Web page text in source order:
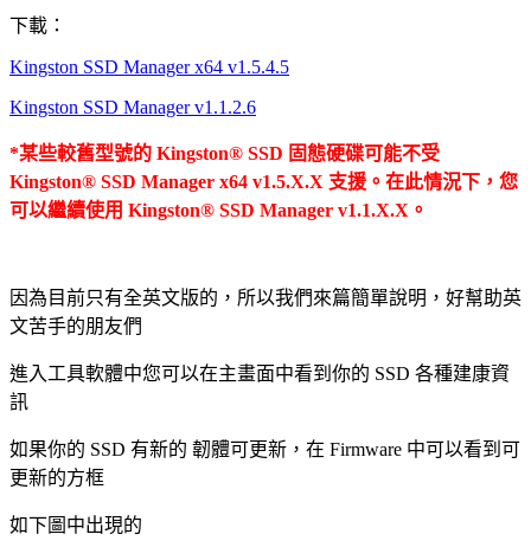
下載：
Kingston SSD Manager x64 v1.5.4.5
Kingston SSD Manager v1.1.2.6
*某些較舊型號的 Kingston® SSD 固態硬碟可能不受
Kingston® SSD Manager x64 v1.5.X.X 支援。在此情況下，您
可以繼續使用 Kingston® SSD Manager v1.1.X.X。
因為目前只有全英文版的，所以我們來篇簡單說明，好幫助英
文苦手的朋友們
進入工具軟體中您可以在主畫面中看到你的 SSD 各種建康資
訊
如果你的 SSD 有新的 韌體可更新，在 Firmware 中可以看到可
更新的方框
如下圖中出現的